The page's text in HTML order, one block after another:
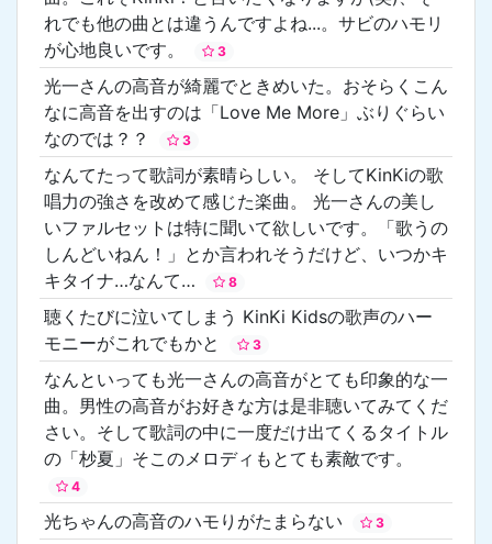
れでも他の曲とは違うんですよね...。サビのハモリ
が心地良いです。
3
光一さんの高音が綺麗でときめいた。おそらくこん
なに高音を出すのは「Love Me More」ぶりぐらい
なのでは？？
3
なんてたって歌詞が素晴らしい。 そしてKinKiの歌
唱力の強さを改めて感じた楽曲。 光一さんの美し
いファルセットは特に聞いて欲しいです。「歌うの
しんどいねん！」とか言われそうだけど、いつかキ
キタイナ…なんて…
8
聴くたびに泣いてしまう KinKi Kidsの歌声のハー
モニーがこれでもかと
3
なんといっても光一さんの高音がとても印象的な一
曲。男性の高音がお好きな方は是非聴いてみてくだ
さい。そして歌詞の中に一度だけ出てくるタイトル
の「杪夏」そこのメロディもとても素敵です。
4
光ちゃんの高音のハモりがたまらない 3